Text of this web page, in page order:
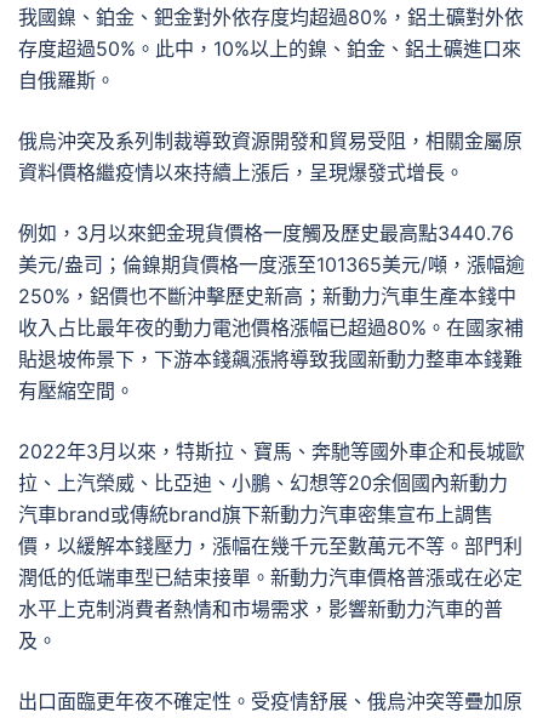
我國鎳、鉑金、鈀金對外依存度均超過80%，鋁土礦對外依
存度超過50%。此中，10%以上的鎳、鉑金、鋁土礦進口來
自俄羅斯。
俄烏沖突及系列制裁導致資源開發和貿易受阻，相關金屬原
資料價格繼疫情以來持續上漲后，呈現爆發式增長。
例如，3月以來鈀金現貨價格一度觸及歷史最高點3440.76
美元/盎司；倫鎳期貨價格一度漲至101365美元/噸，漲幅逾
250%，鋁價也不斷沖擊歷史新高；新動力汽車生產本錢中
收入占比最年夜的動力電池價格漲幅已超過80%。在國家補
貼退坡佈景下，下游本錢飆漲將導致我國新動力整車本錢難
有壓縮空間。
2022年3月以來，特斯拉、寶馬、奔馳等國外車企和長城歐
拉、上汽榮威、比亞迪、小鵬、幻想等20余個國內新動力
汽車brand或傳統brand旗下新動力汽車密集宣布上調售
價，以緩解本錢壓力，漲幅在幾千元至數萬元不等。部門利
潤低的低端車型已結束接單。新動力汽車價格普漲或在必定
水平上克制消費者熱情和市場需求，影響新動力汽車的普
及。
出口面臨更年夜不確定性。受疫情舒展、俄烏沖突等疊加原